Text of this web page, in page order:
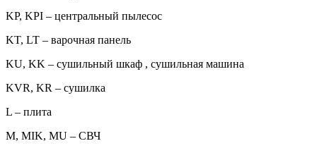
KP, KPI – центральный пылесос
KT, LT – варочная панель
KU, KK – сушильный шкаф , сушильная машина
KVR, KR – сушилка
L – плита
M, MIK, MU – СВЧ